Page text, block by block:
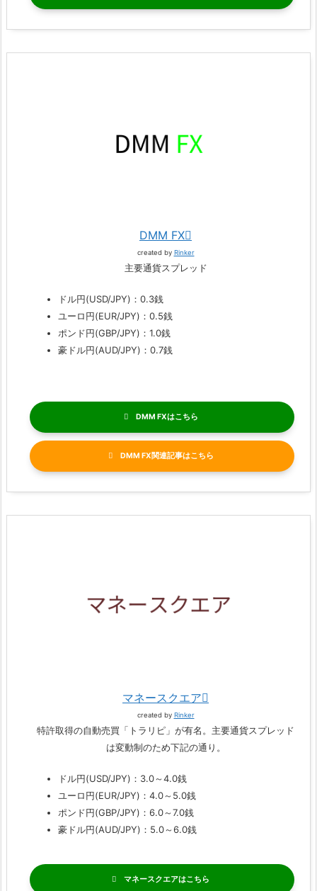
DMM FX
created by Rinker
主要通貨スプレッド
ドル円(USD/JPY)：0.3銭
ユーロ円(EUR/JPY)：0.5銭
ポンド円(GBP/JPY)：1.0銭
豪ドル円(AUD/JPY)：0.7銭
DMM FX
DMM FX関連記事
マネースクエア
created by Rinker
特許取得の自動売買「トラリピ」が有名。主要通貨スプレッド
は変動制のため下記の通り。
ドル円(USD/JPY)：3.0～4.0銭
ユーロ円(EUR/JPY)：4.0～5.0銭
ポンド円(GBP/JPY)：6.0～7.0銭
豪ドル円(AUD/JPY)：5.0～6.0銭
マネースクエア